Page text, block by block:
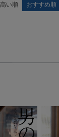
い順 おすすめ順